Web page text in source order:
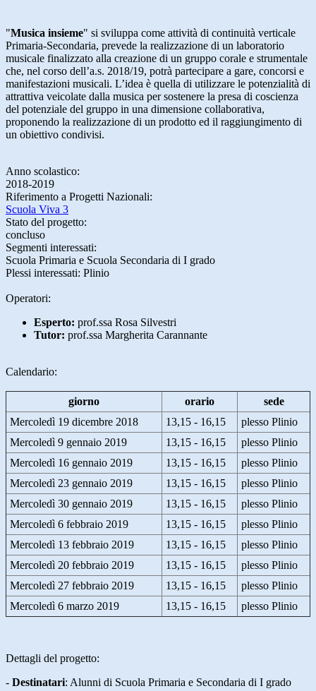
"Musica insieme" si sviluppa come attività di continuità verticale
Primaria-Secondaria, prevede la realizzazione di un laboratorio
musicale finalizzato alla creazione di un gruppo corale e strumentale
che, nel corso dell’a.s. 2018/19, potrà partecipare a gare, concorsi e
manifestazioni musicali. L’idea è quella di utilizzare le potenzialità di
attrattiva veicolate dalla musica per sostenere la presa di coscienza
del potenziale del gruppo in una dimensione collaborativa,
proponendo la realizzazione di un prodotto ed il raggiungimento di
un obiettivo condivisi.
Anno scolastico:
2018-2019
Riferimento a Progetti Nazionali:
Scuola Viva 3
Stato del progetto:
concluso
Segmenti interessati:
Scuola Primaria e Scuola Secondaria di I grado
Plessi interessati: Plinio
Operatori:
Esperto: prof.ssa Rosa Silvestri
Tutor: prof.ssa Margherita Carannante
Calendario:
giorno orario
sede
Mercoledì 19 dicembre 2018
13,15 - 16,15
plesso Plinio
Mercoledì 9 gennaio 2019
13,15 - 16,15
plesso Plinio
Mercoledì 16 gennaio 2019
13,15 - 16,15
plesso Plinio
Mercoledì 23 gennaio 2019
13,15 - 16,15
plesso Plinio
Mercoledì 30 gennaio 2019
13,15 - 16,15
plesso Plinio
Mercoledì 6 febbraio 2019
13,15 - 16,15
plesso Plinio
Mercoledì 13 febbraio 2019
13,15 - 16,15
plesso Plinio
Mercoledì 20 febbraio 2019
13,15 - 16,15
plesso Plinio
Mercoledì 27 febbraio 2019
13,15 - 16,15
plesso Plinio
Mercoledì 6 marzo 2019
13,15 - 16,15 plesso Plinio
Dettagli del progetto:
- Destinatari: Alunni di Scuola Primaria e Secondaria di I grado